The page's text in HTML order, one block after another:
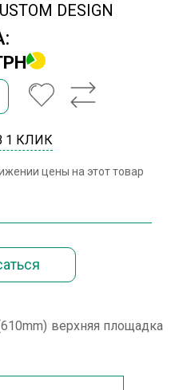
DESIGN
1 КЛИК
цены на этот товар
верхняя площадка